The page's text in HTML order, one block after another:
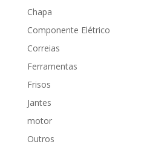
Chapa
Componente Elétrico
Correias
Ferramentas
Frisos
Jantes
motor
Outros